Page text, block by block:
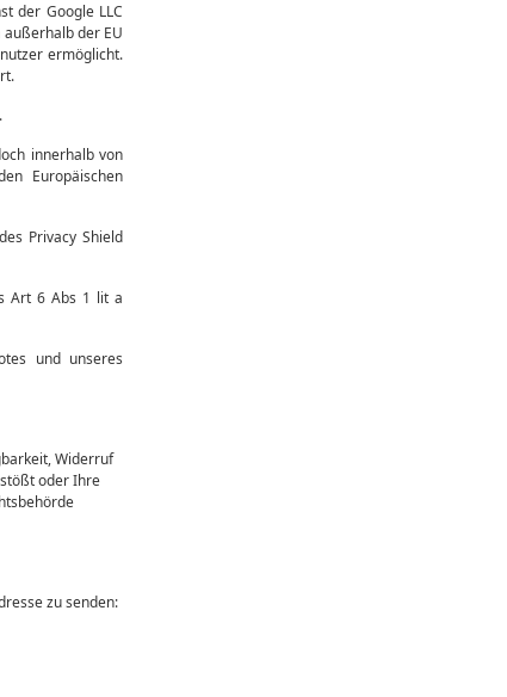
der Google LLC
außerhalb der EU
ermöglicht.
innerhalb von
Europäischen
Privacy Shield
Art 6 Abs 1 lit a
und unseres
Widerruf
oder Ihre
zu senden: